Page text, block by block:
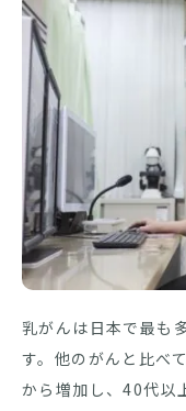
乳がんは日本で最も
す。他のがんと比べ
から増加し、40代以